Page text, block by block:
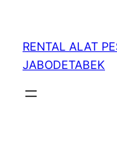
RENTAL ALAT
JABODETABEK